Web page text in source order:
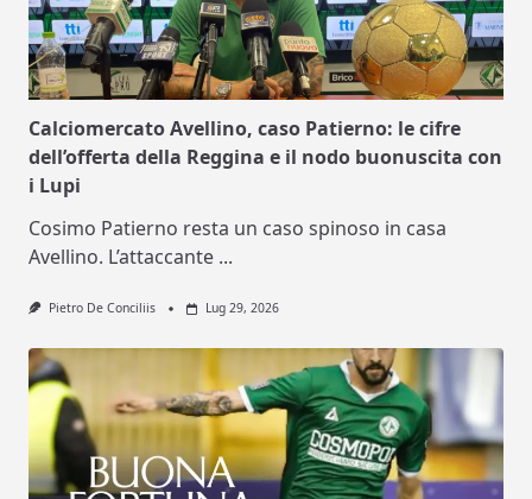
Calciomercato Avellino, caso Patierno: le cifre
dell’offerta della Reggina e il nodo buonuscita con
i Lupi
Cosimo Patierno resta un caso spinoso in casa
Avellino. L’attaccante ...
Pietro De Conciliis Lug 29, 2026